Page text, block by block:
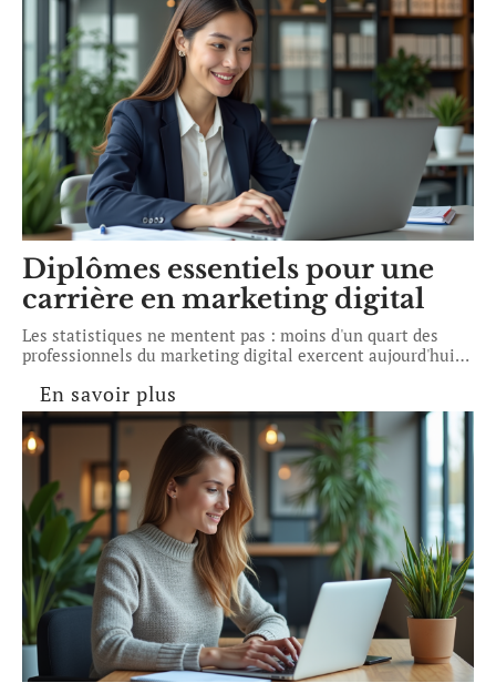
Diplômes essentiels pour une
carrière en marketing digital
Les statistiques ne mentent pas : moins d'un quart des
professionnels du marketing digital exercent aujourd'hui…
En savoir plus